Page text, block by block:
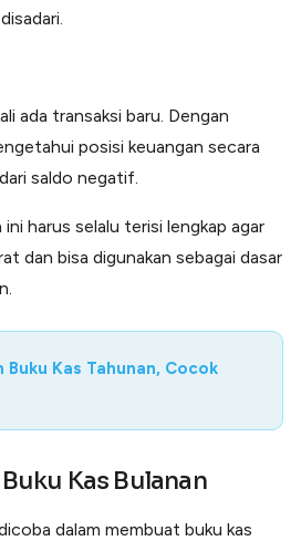
ada transaksi baru. Dengan
posisi keuangan secara
saldo negatif.
harus selalu terisi lengkap agar
dan bisa digunakan sebagai dasar
Buku Kas Tahunan, Cocok
Kas Bulanan
dalam membuat buku kas